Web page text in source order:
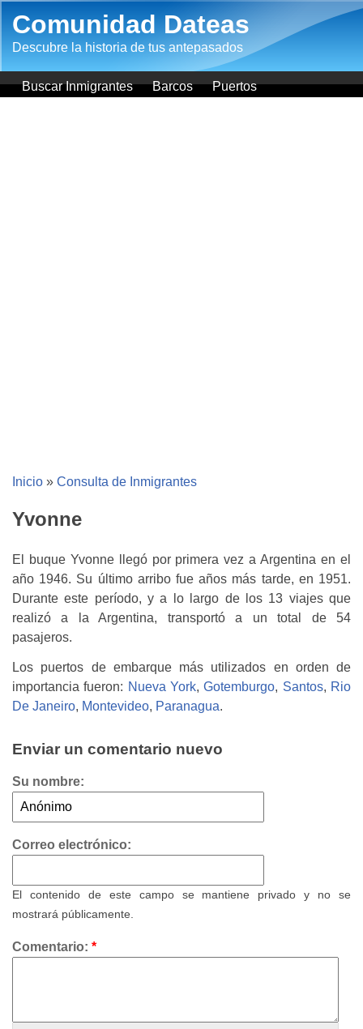
Comunidad Dateas
Descubre la historia de tus antepasados
Buscar Inmigrantes Barcos Puertos
Inicio » Consulta de Inmigrantes
Yvonne
El buque Yvonne llegó por primera vez a Argentina en el
año 1946. Su último arribo fue años más tarde, en 1951.
Durante este período, y a lo largo de los 13 viajes que
realizó a la Argentina, transportó a un total de 54
pasajeros.
Los puertos de embarque más utilizados en orden de
importancia fueron: Nueva York,Gotemburgo, Santos, Rio
De Janeiro, Montevideo, Paranagua.
Enviar un comentario nuevo
Su nombre:
Correo electrónico:
El contenido de este campo se mantiene privado y no se
mostrará públicamente.
Comentario: *